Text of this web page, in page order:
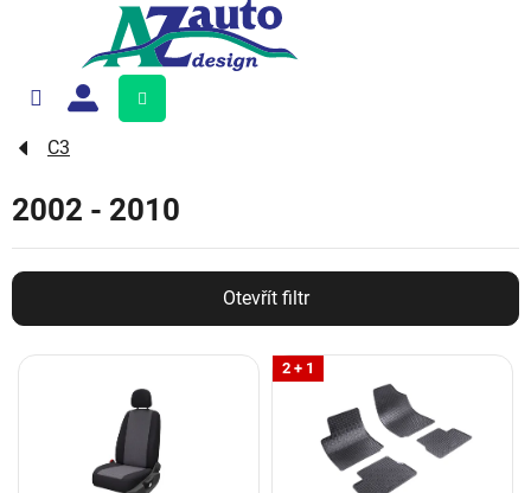
Nákupní
košík
C3
2002 - 2010
Otevřít filtr
V
2 + 1